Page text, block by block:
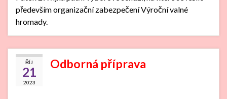
především organizační zabezpečení Výroční valné
hromady.
ŘÍJ
21
2023
Odborná příprava